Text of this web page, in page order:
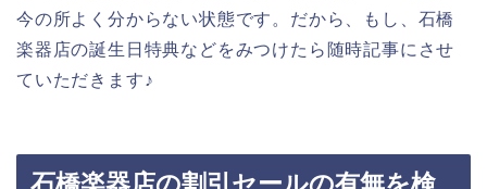
今の所よく分からない状態です。だから、もし、石橋
楽器店の誕生日特典などをみつけたら随時記事にさせ
ていただきます♪